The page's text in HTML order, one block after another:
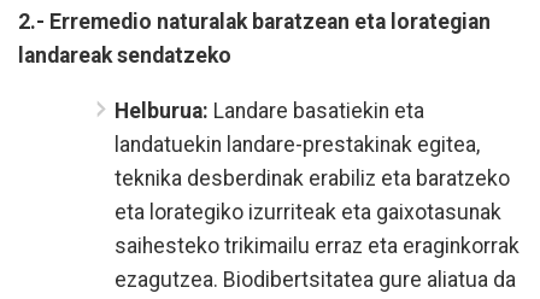
2.- Erremedio naturalak baratzean eta lorategian
landareak sendatzeko
Helburua: Landare basatiekin eta
landatuekin landare-prestakinak egitea,
teknika desberdinak erabiliz eta baratzeko
eta lorategiko izurriteak eta gaixotasunak
saihesteko trikimailu erraz eta eraginkorrak
ezagutzea. Biodibertsitatea gure aliatua da